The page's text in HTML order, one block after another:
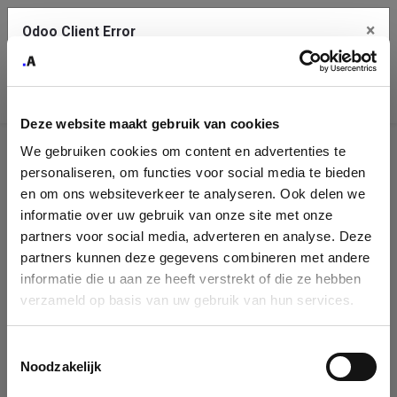
Deze website maakt gebruik van cookies
We gebruiken cookies om content en advertenties te
personaliseren, om functies voor social media te bieden
en om ons websiteverkeer te analyseren. Ook delen we
informatie over uw gebruik van onze site met onze
partners voor social media, adverteren en analyse. Deze
partners kunnen deze gegevens combineren met andere
informatie die u aan ze heeft verstrekt of die ze hebben
verzameld op basis van uw gebruik van hun services.
Noodzakelijk
Company
Identification
Please fill in your company details
You can search a company in our database by name, VAT or
enterprise ID. When a company is selected it will auto-complete the
form. If you don't find your company in our database, you can create
Odoo Client Error ×
service.
See details
Ok